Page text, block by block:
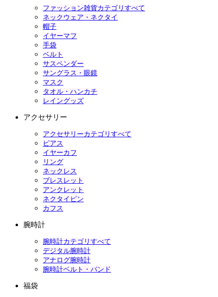
ファッション雑貨カテゴリすべて
ネックウェア・ネクタイ
帽子
イヤーマフ
手袋
ベルト
サスペンダー
サングラス・眼鏡
マスク
タオル・ハンカチ
レイングッズ
アクセサリー
アクセサリーカテゴリすべて
ピアス
イヤーカフ
リング
ネックレス
ブレスレット
アンクレット
ネクタイピン
カフス
腕時計
腕時計カテゴリすべて
デジタル腕時計
アナログ腕時計
腕時計ベルト・バンド
福袋